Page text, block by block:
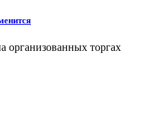
организованных торгах